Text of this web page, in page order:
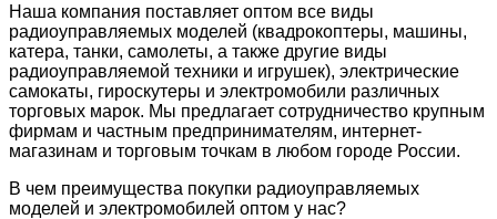
Наша компания поставляет оптом все виды
радиоуправляемых моделей (квадрокоптеры, машины,
катера, танки, самолеты, а также другие виды
радиоуправляемой техники и игрушек), электрические
самокаты, гироскутеры и электромобили различных
торговых марок. Мы предлагает сотрудничество крупным
фирмам и частным предпринимателям, интернет-
магазинам и торговым точкам в любом городе России.
В чем преимущества покупки радиоуправляемых
моделей и электромобилей оптом у нас?